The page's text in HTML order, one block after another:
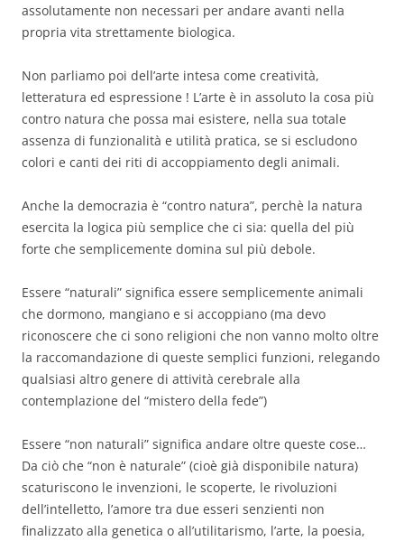
assolutamente non necessari per andare avanti nella
propria vita strettamente biologica.
Non parliamo poi dell’arte intesa come creatività,
letteratura ed espressione ! L’arte è in assoluto la cosa più
contro natura che possa mai esistere, nella sua totale
assenza di funzionalità e utilità pratica, se si escludono
colori e canti dei riti di accoppiamento degli animali.
Anche la democrazia è “contro natura”, perchè la natura
esercita la logica più semplice che ci sia: quella del più
forte che semplicemente domina sul più debole.
Essere “naturali” significa essere semplicemente animali
che dormono, mangiano e si accoppiano (ma devo
riconoscere che ci sono religioni che non vanno molto oltre
la raccomandazione di queste semplici funzioni, relegando
qualsiasi altro genere di attività cerebrale alla
contemplazione del “mistero della fede”)
Essere “non naturali” significa andare oltre queste cose…
Da ciò che “non è naturale” (cioè già disponibile natura)
scaturiscono le invenzioni, le scoperte, le rivoluzioni
dell’intelletto, l’amore tra due esseri senzienti non
finalizzato alla genetica o all’utilitarismo, l’arte, la poesia,